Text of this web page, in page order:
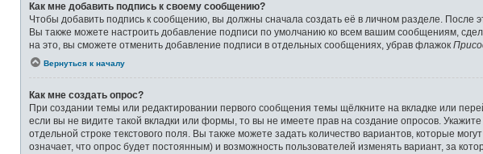
Как мне добавить подпись к своему сообщению?
Чтобы добавить подпись к сообщению, вы должны сначала создать её в личном разделе. После
Вы также можете настроить добавление подписи по умолчанию ко всем вашим сообщениям,
на это, вы сможете отменить добавление подписи в отдельных сообщениях, убрав флажок
Вернуться к началу
Как мне создать опрос?
При создании темы или редактировании первого сообщения темы щёлкните на вкладке или
если вы не видите такой вкладки или формы, то вы не имеете прав на создание опросов.
отдельной строке текстового поля. Вы также можете задать количество вариантов, которые
означает, что опрос будет постоянным) и возможность пользователей изменять вариант, за